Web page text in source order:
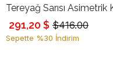
$416.00
291,20 $
Sepette %30 İndirim